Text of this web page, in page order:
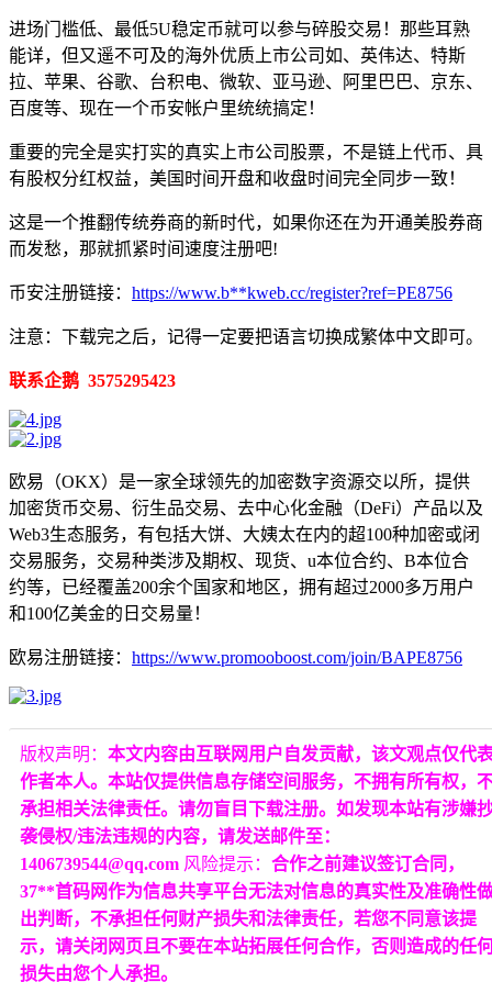
进场门槛低、最低5U稳定币就可以参与碎股交易！那些耳熟
能详，但又遥不可及的海外优质上市公司如、英伟达、特斯
拉、苹果、谷歌、台积电、微软、亚马逊、阿里巴巴、京东、
百度等、现在一个币安帐户里统统搞定！
重要的完全是实打实的真实上市公司股票，不是链上代币、具
有股权分红权益，美国时间开盘和收盘时间完全同步一致！
这是一个推翻传统券商的新时代，如果你还在为开通美股券商
而发愁，那就抓紧时间速度注册吧!
币安注册链接： https://www.b**kweb.cc/register?ref=PE8756
注意：下载完之后，记得一定要把语言切换成繁体中文即可。
联系企鹅 3575295423
欧易（OKX）是一家全球领先的加密数字资源交以所，提供
加密货币交易、衍生品交易、去中心化金融（DeFi）产品以及
Web3生态服务，有包括大饼、大姨太在内的超100种加密或闭
交易服务，交易种类涉及期权、现货、u本位合约、B本位合
约等，已经覆盖200余个国家和地区，拥有超过2000多万用户
和100亿美金的日交易量！
欧易注册链接： https://www.promooboost.com/join/BAPE8756
版权声明： 本文内容由互联网用户自发贡献，该文观点仅代
作者本人。本站仅提供信息存储空间服务，不拥有所有权，
承担相关法律责任。请勿盲目下载注册。如发现本站有涉嫌
袭侵权/违法违规的内容，请发送邮件至：
1406739544@qq.com 风险提示： 合作之前建议签订合同，
37**首码网作为信息共享平台无法对信息的真实性及准确性
出判断，不承担任何财产损失和法律责任，若您不同意该提
示，请关闭网页且不要在本站拓展任何合作，否则造成的任
损失由您个人承担。